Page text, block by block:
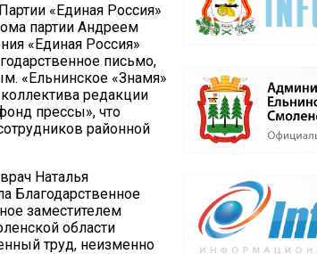
«Единая Россия»
партии Андреем
«Единая Россия»
письмо,
«Ельнинское «Знамя»
редакции
прессы», что
районной
Наталья
Благодарственное
заместителем
области
труд, неизменно